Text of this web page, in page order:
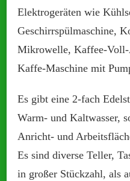
Elektrogeräten wie
Geschirrspülmaschine,
Mikrowelle, Kaffee-
Kaffe-Maschine mit
Es gibt eine 2-fach
Warm- und Kaltwasser,
Anricht- und
Es sind diverse Teller,
in großer Stückzahl, als